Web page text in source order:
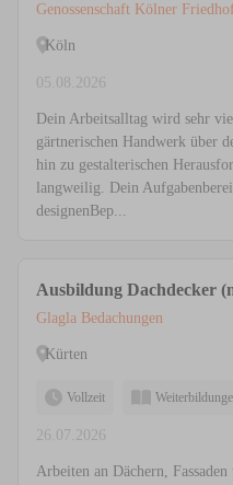
Genossenschaft Kölner
Köln
05.08.2026
Dein Arbeitsalltag wird sehr
gärtnerischen Handwerk über
hin zu gestalterischen
langweilig. Dein
designenBep...
Ausbildung Dachdecker
Glagla Bedachungen
Kürten
Vollzeit
26.07.2026
Arbeiten an Dächern,